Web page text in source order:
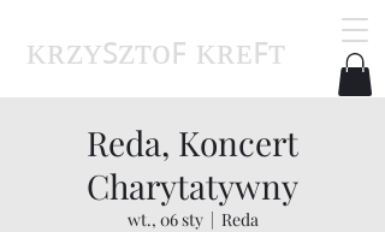
ᴋʀᴢʏꜱᴢᴛᴏꜰ ᴋʀᴇꜰᴛ
Reda, Koncert
Charytatywny
wt., 06 sty
  |
Reda